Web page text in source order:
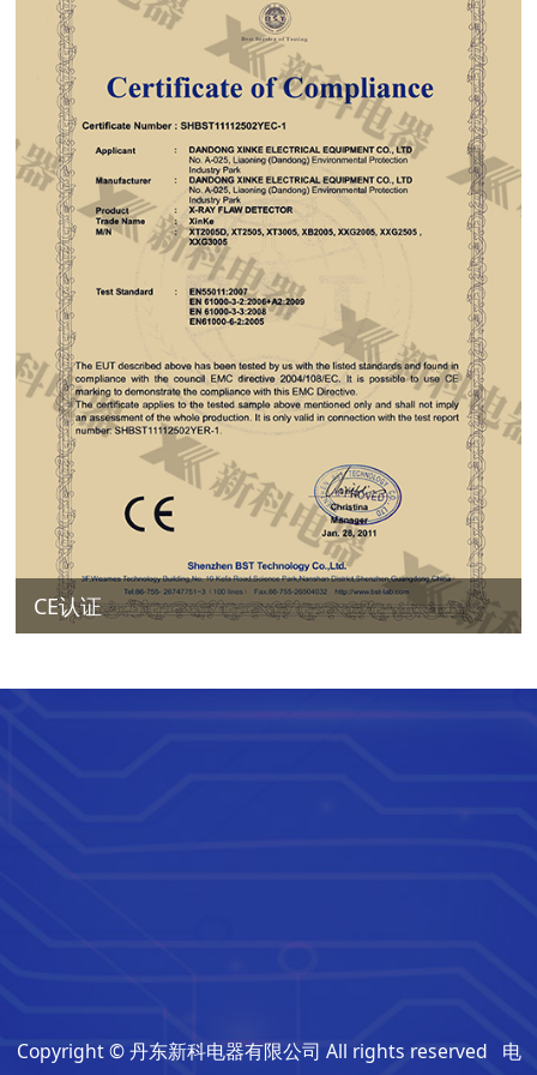
CE认证
Copyright © 丹东新科电器有限公司 All rights reserved 电